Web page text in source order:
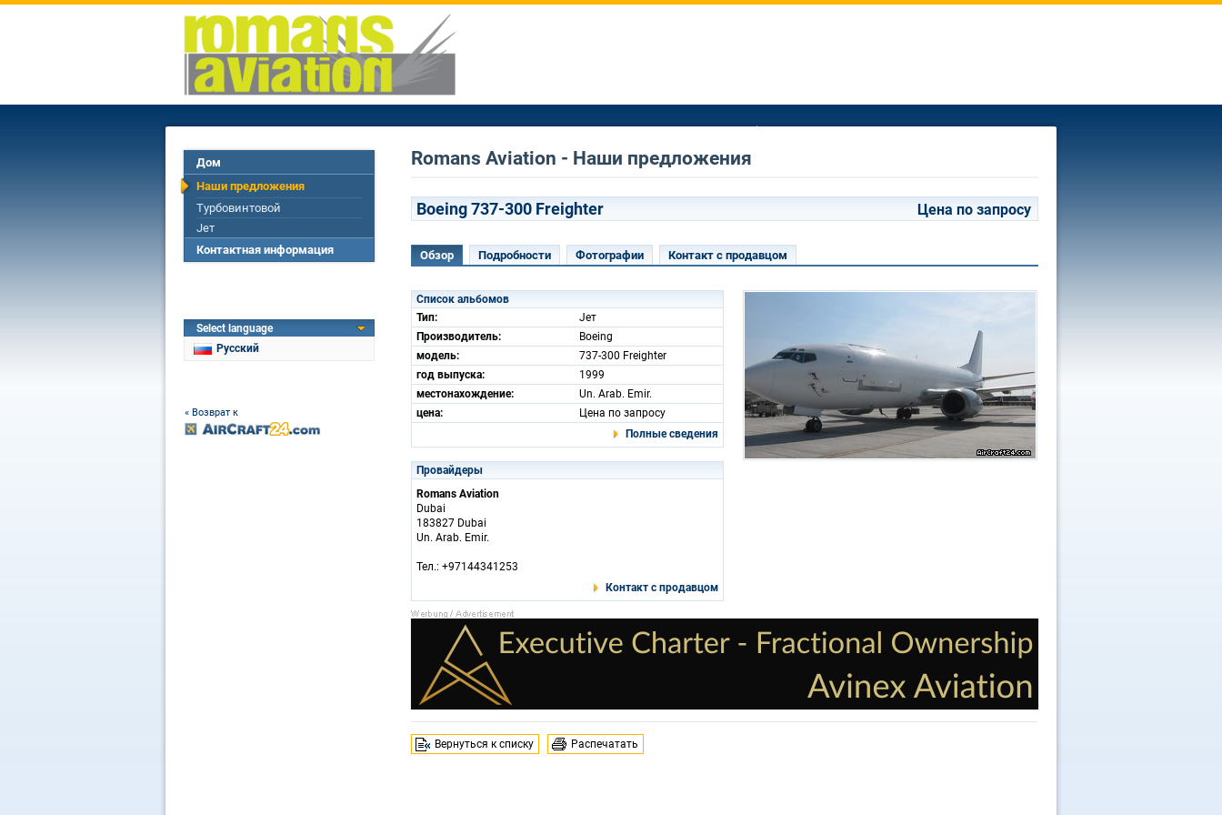
Дом
Наши предложения
Турбовинтовой
Jет
Контактная информация
Select language
Русский
« Возврат к
Romans Aviation - Наши предложения
Boeing 737-300 Freighter Цена по запросу
Обзор Подробности Фотографии Контакт с продавцом
Список альбомов
Тип:
Jет
Производитель:
Boeing
модель:
737-300 Freighter
год выпуска:
1999
местонахождение:
Un. Arab. Emir.
цена:
Цена по запросу
Полные сведения
Провайдеры
Romans Aviation
Dubai
183827 Dubai
Un. Arab. Emir.
Тел.: +97144341253
Контакт с продавцом
Вернуться к списку Распечатать